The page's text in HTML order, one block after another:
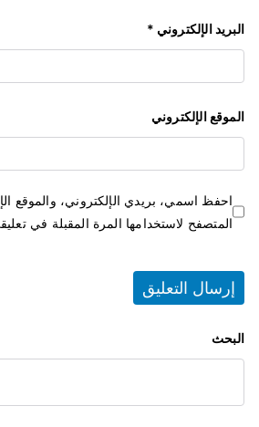
البريد الإلكتروني *
الموقع الإلكتروني
احفظ اسمي، بريدي الإلكتروني، والموقع
المتصفح لاستخدامها المرة المقبلة في
البحث